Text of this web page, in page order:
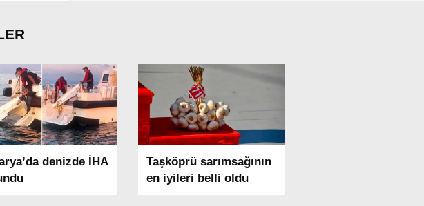
denizde İHA
Taşköprü sarımsağının
en iyileri belli oldu